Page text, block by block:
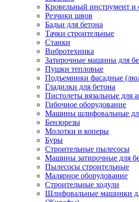
Кровельный инструмент и
Резчики швов
Бадьи для бетона
Тачки строительные
Станки
Вибротехника
Затирочные машины для
Пушки тепловые
Подъемники фасадные
Гладилки для бетона
Пистолеты вязальные для
Гибочное оборудование
Машины шлифовальные
Бензорезы
Молотки и коперы
Буры
Строительные пылесосы
Машины затирочные для
Пылесосы строительные
Малярное оборудование
Строительные ходули
Шлифовальные машинки